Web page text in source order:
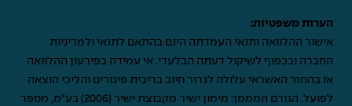
הערות משפטיות:
אישור ההלוואה ותנאי העמדתה הינם בהתאם לתנאי ולמדיניות
החברה ובכפוף לשיקול דעתה הבלעדי. אי עמידה בפירעון ההלוואה
או בהחזר האשראי עלולה לגרור חיוב בריבית פיגורים והליכי הוצאה
לפועל. הגורם המממן: מימון ישיר מקבוצת ישיר (2006) בע"מ, מספר